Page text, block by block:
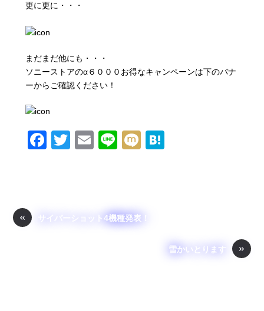
更に更に・・・
まだまだ他にも・・・
ソニーストアのα６０００お得なキャンペーンは下のバナ
ーからご確認ください！
F
b
T
E
Li
M
« サイバーショット4機種発表！
»
雪かいとります